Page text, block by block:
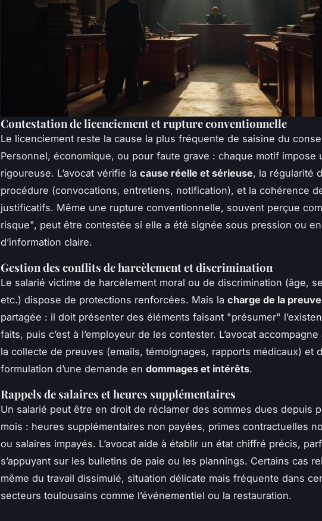
Contestation de licenciement et rupture conventionnelle
Le licenciement reste la cause la plus fréquente de saisine du
Personnel, économique, ou pour faute grave : chaque motif impose
rigoureuse. L’avocat vérifie la cause réelle et sérieuse, la régularité
procédure (convocations, entretiens, notification), et la cohérence
justificatifs. Même une rupture conventionnelle, souvent perçue
risque", peut être contestée si elle a été signée sous pression ou en
d’information claire.
Gestion des conflits de harcèlement et discrimination
Le salarié victime de harcèlement moral ou de discrimination (âge,
etc.) dispose de protections renforcées. Mais la charge de la preuve
partagée : il doit présenter des éléments faisant "présumer"
faits, puis c’est à l’employeur de les contester. L’avocat
la collecte de preuves (emails, témoignages, rapports médicaux) et
formulation d’une demande en dommages et intérêts.
Rappels de salaires et heures supplémentaires
Un salarié peut être en droit de réclamer des sommes dues depuis
mois : heures supplémentaires non payées, primes contractuelles
ou salaires impayés. L’avocat aide à établir un état chiffré précis,
s’appuyant sur les bulletins de paie ou les plannings. Certains cas
même du travail dissimulé, situation délicate mais fréquente dans
secteurs toulousains comme l’événementiel ou la restauration.